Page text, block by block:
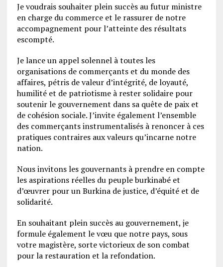
Je voudrais souhaiter plein succès au futur ministre
en charge du commerce et le rassurer de notre
accompagnement pour l’atteinte des résultats
escompté.
Je lance un appel solennel à toutes les
organisations de commerçants et du monde des
affaires, pétris de valeur d’intégrité, de loyauté,
humilité et de patriotisme à rester solidaire pour
soutenir le gouvernement dans sa quête de paix et
de cohésion sociale. J’invite également l’ensemble
des commerçants instrumentalisés à renoncer à ces
pratiques contraires aux valeurs qu’incarne notre
nation.
Nous invitons les gouvernants à prendre en compte
les aspirations réelles du peuple burkinabé et
d’œuvrer pour un Burkina de justice, d’équité et de
solidarité.
En souhaitant plein succès au gouvernement, je
formule également le vœu que notre pays, sous
votre magistère, sorte victorieux de son combat
pour la restauration et la refondation.